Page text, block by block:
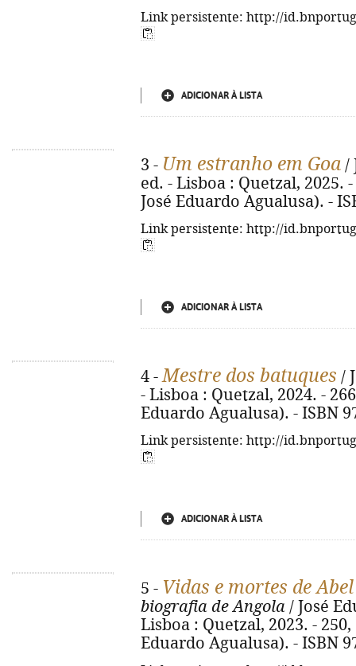
Link persistente: http://
ADICIONAR À LISTA
3 - Um estranho em Goa /
ed. - Lisboa : Quetzal, 2025.
José Eduardo Agualusa). -
Link persistente: http://
ADICIONAR À LISTA
4 -Mestre dos batuques /
- Lisboa : Quetzal, 2024. -
Eduardo Agualusa). - ISBN
Link persistente: http://
ADICIONAR À LISTA
5 - Vidas e mortes de
biografia de Angola / José
Lisboa : Quetzal, 2023. -
Eduardo Agualusa). - ISBN